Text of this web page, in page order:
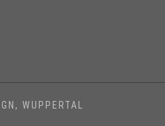
WUPPERTAL